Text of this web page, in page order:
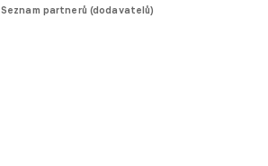
Seznam partnerů (dodavatelů)